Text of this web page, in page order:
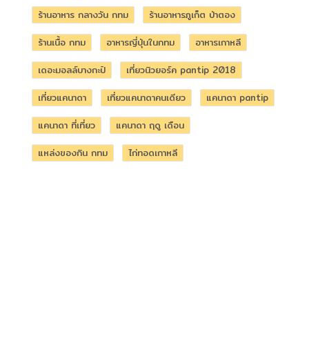
ร้านอาหาร กลางวัน กทม
ร้านอาหารภูเก็ต ป่าตอง
ร้านเนื้อ กทม
อาหารญี่ปุ่นในกทม
อาหารเกาหลี
เดอะมอลล์บางกะปิ
เที่ยวนิวยอร์ค pantip 2018
เที่ยวแคนาดา
เที่ยวแคนาดาคนเดียว
แคนาดา pantip
แคนาดา ที่เที่ยว
แคนาดา ฤดู เดือน
แหล่งของกิน กทม
ไก่ทอดเกาหลี